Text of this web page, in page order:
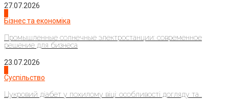
27.07.2026
Бізнес та економіка
Промышленные солнечные электростанции: современное
решение для бизнеса
23.07.2026
Суспільство
Цукровий діабет у похилому віці: особливості догляду та...